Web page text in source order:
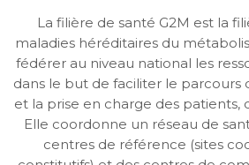
La filière de santé G2M est la
maladies héréditaires du
fédérer au niveau national les
dans le but de faciliter le parcours
et la prise en charge des patients,
Elle coordonne un réseau de
centres de référence (sites